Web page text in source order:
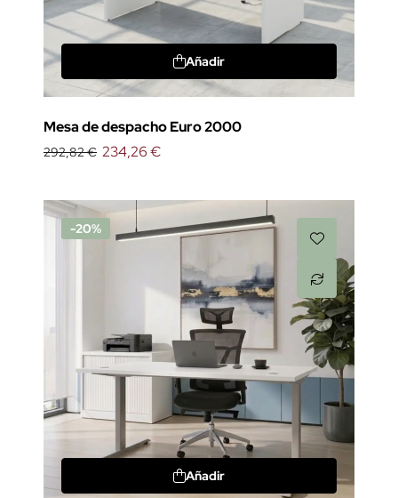
Añadir
Mesa de despacho Euro 2000
292,82 € 234,26 €
-20%
Añadir